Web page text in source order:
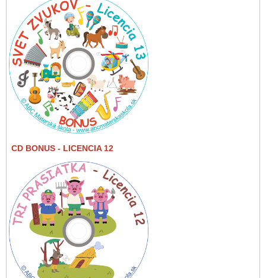
CD BONUS - LICENCIA 12